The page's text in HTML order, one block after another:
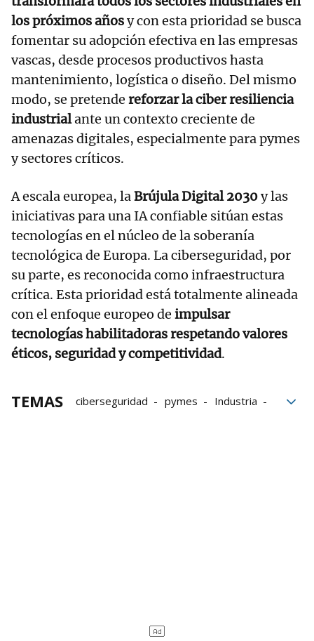
los próximos añosy con esta prioridad se busca
fomentar su adopción efectiva en las empresas
vascas, desde procesos productivos hasta
mantenimiento, logística o diseño. Del mismo
modo, se pretende reforzar la ciber resiliencia
industrialante un contexto creciente de
amenazas digitales, especialmente para pymes
y sectores críticos.
A escala europea, laBrújula Digital 2030y las
iniciativas para una IA confiable sitúan estas
tecnologías en el núcleo de la soberanía
tecnológica de Europa. La ciberseguridad, por
su parte, es reconocida como infraestructura
crítica. Esta prioridad está totalmente alineada
con el enfoque europeo de impulsar
tecnologías habilitadoras respetando valores
éticos, seguridad y competitividad.
TEMAS ciberseguridad pymes
Industria